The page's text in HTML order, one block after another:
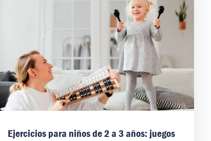
Ejercicios para niños de 2 a 3 años: juegos